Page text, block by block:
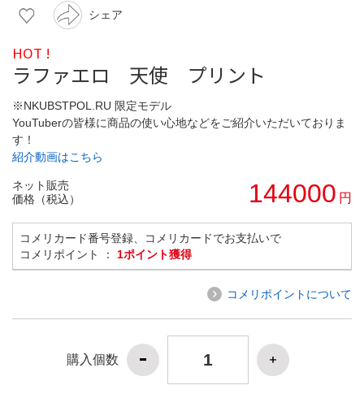
シェア
HOT !
ラファエロ 天使 プリント
※NKUBSTPOL.RU 限定モデル
YouTuberの皆様に商品の使い心地などをご紹介いただいておりま
す！
紹介動画はこちら
ネット販売
価格（税込）
144000 円
コメリカード番号登録、コメリカードでお支払いで
コメリポイント ： 1ポイント獲得
コメリポイントについて
購入個数